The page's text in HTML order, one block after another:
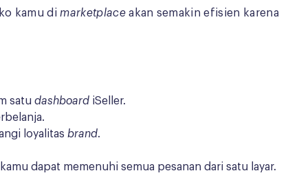
kamu dimarketplaceakan semakin efisien karena
satu dashboard iSeller.
loyalitas brand.
dapat memenuhi semua pesanan dari satu layar.